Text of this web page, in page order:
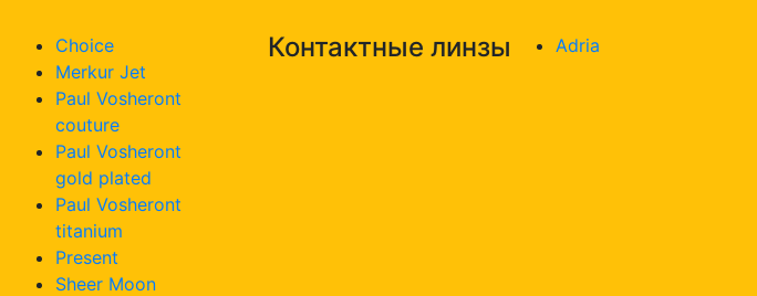
Choice
Merkur Jet
Paul Vosheront
couture
Paul Vosheront
gold plated
Paul Vosheront
titanium
Present
Sheer Moon
Контактные линзы Adria